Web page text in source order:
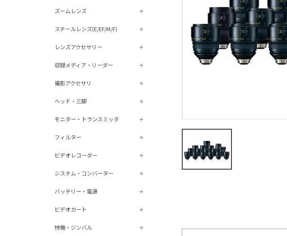
ズームレンズ
スチールレンズ(E/EF/M/F)
レンズアクセサリー
収録メディア・リーダー
撮影アクセサリ
ヘッド・三脚
モニター・トランスミッタ
フィルター
ビデオレコーダー
システム・コンバーター
バッテリー・電源
ビデオカート
特機・ジンバル